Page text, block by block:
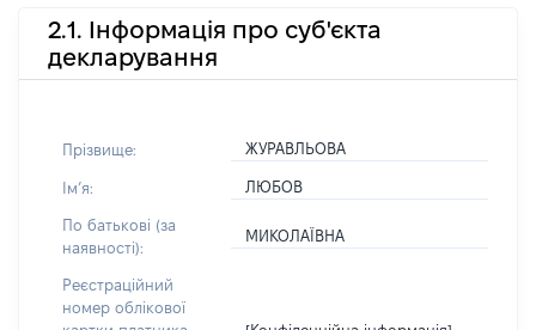
2.1. Інформація про суб'єкта
декларування
Прізвище: ЖУРАВЛЬОВА
Імʼя: ЛЮБОВ
По батькові (за
наявності):
МИКОЛАЇВНА
Реєстраційний
номер облікової